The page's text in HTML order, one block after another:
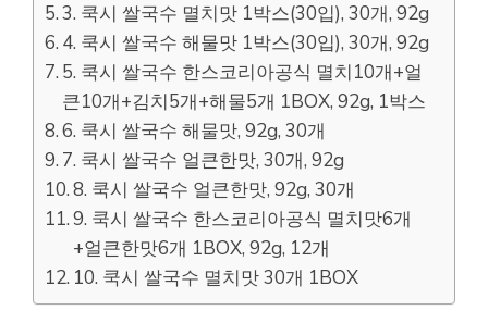
3. 쿡시 쌀국수 멸치맛 1박스(30입), 30개, 92g
4. 쿡시 쌀국수 해물맛 1박스(30입), 30개, 92g
5. 쿡시 쌀국수 한스코리아공식 멸치10개+얼
큰10개+김치5개+해물5개 1BOX, 92g, 1박스
6. 쿡시 쌀국수 해물맛, 92g, 30개
7. 쿡시 쌀국수 얼큰한맛, 30개, 92g
8. 쿡시 쌀국수 얼큰한맛, 92g, 30개
9. 쿡시 쌀국수 한스코리아공식 멸치맛6개
+얼큰한맛6개 1BOX, 92g, 12개
10. 쿡시 쌀국수 멸치맛 30개 1BOX